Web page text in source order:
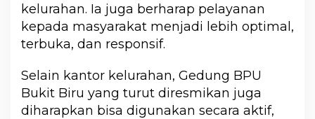
kelurahan. Ia juga berharap pelayanan
kepada masyarakat menjadi lebih optimal,
terbuka, dan responsif.
Selain kantor kelurahan, Gedung BPU
Bukit Biru yang turut diresmikan juga
diharapkan bisa digunakan secara aktif,